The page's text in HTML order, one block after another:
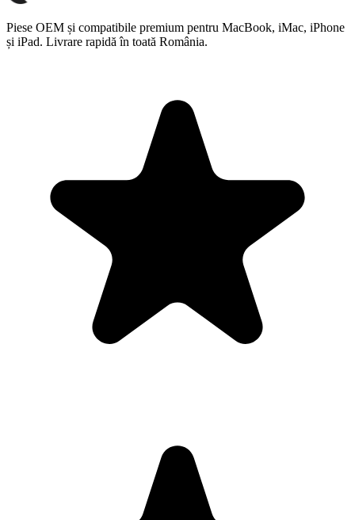
Piese OEM și compatibile premium pentru MacBook, iMac, iPhone
și iPad. Livrare rapidă în toată România.